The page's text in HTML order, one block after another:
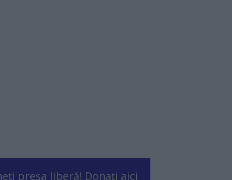
presa liberă! Donați aici